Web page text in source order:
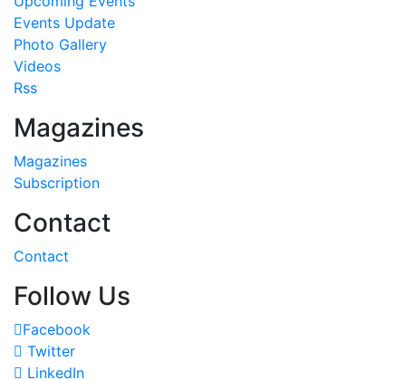
Events Update
Photo Gallery
Videos
Rss
Magazines
Magazines
Subscription
Contact
Contact
Follow Us
Facebook
Twitter
LinkedIn